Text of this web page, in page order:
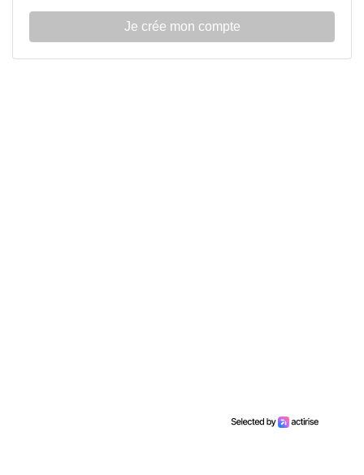
Je crée mon compte